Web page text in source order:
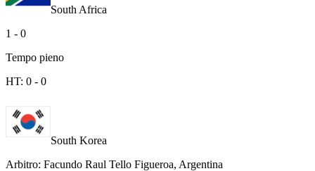
South Africa
1 - 0
Tempo pieno
HT: 0 - 0
South Korea
Arbitro: Facundo Raul Tello Figueroa, Argentina